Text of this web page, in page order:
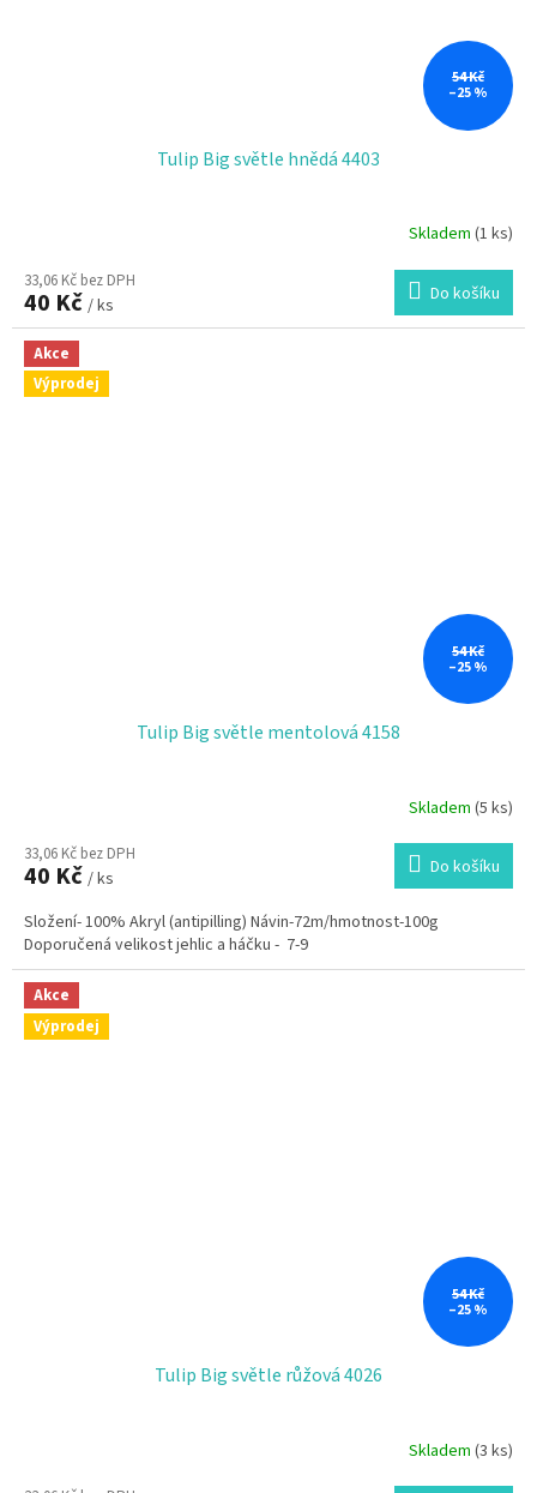
54 Kč
–25 %
Tulip Big světle hnědá 4403
Skladem (1 ks)
33,06 Kč bez DPH
40 Kč / ks Do košíku
Akce
Výprodej
54 Kč
–25 %
Tulip Big světle mentolová 4158
Skladem (5 ks)
33,06 Kč bez DPH
40 Kč / ks Do košíku
Složení- 100% Akryl (antipilling) Návin-72m/hmotnost-100g
Doporučená velikost jehlic a háčku - 7-9
Akce
Výprodej
54 Kč
–25 %
Tulip Big světle růžová 4026
Skladem (3 ks)